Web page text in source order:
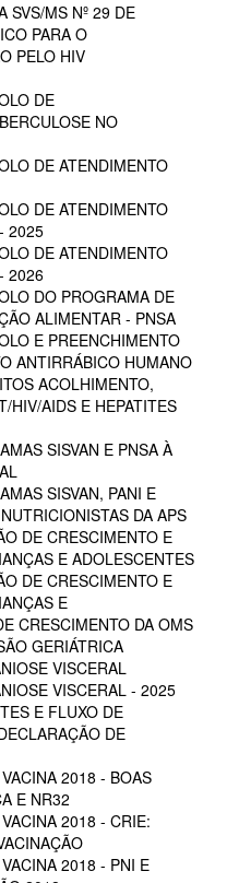
SVS/MS Nº 29 DE
PARA O
PELO HIV
DE
NO
DE ATENDIMENTO
DE ATENDIMENTO
2025
DE ATENDIMENTO
2026
DO PROGRAMA DE
ALIMENTAR - PNSA
E PREENCHIMENTO
ANTIRRÁBICO HUMANO
ACOLHIMENTO,
HIV/AIDS E HEPATITES
SISVAN E PNSA À
SISVAN, PANI E
DA APS
DE CRESCIMENTO E
E ADOLESCENTES
DE CRESCIMENTO E
E
CRESCIMENTO DA OMS
GERIÁTRICA
VISCERAL
VISCERAL - 2025
E FLUXO DE
DE
2018 - BOAS
E NR32
2018 - CRIE:
2018 - PNI E